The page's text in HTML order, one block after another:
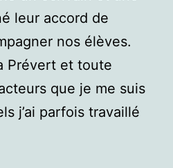
leur accord de
nos élèves.
Prévert et toute
que je me suis
j’ai parfois travaillé